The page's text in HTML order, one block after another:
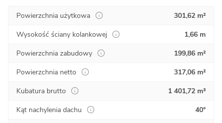
Powierzchnia użytkowa
301,62 m²
Wysokość ściany kolankowej
1,66 m
Powierzchnia zabudowy
199,86 m²
Powierzchnia netto
317,06 m²
Kubatura brutto
1 401,72 m³
Kąt nachylenia dachu
40°